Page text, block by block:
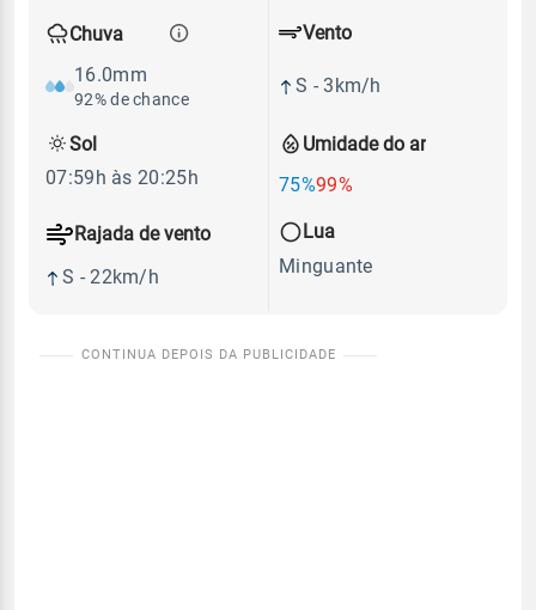
Chuva
16.0mm
92% de chance
Umidade do ar
75%99%
Vento
S - 3km/h
Rajada de vento
S - 22km/h
Sol
07:59h às 20:25h
Lua
Minguante